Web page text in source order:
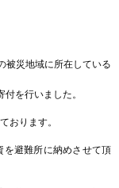
被災地域に所在している
を行いました。
おります。
避難所に納めさせて頂